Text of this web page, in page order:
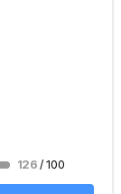
126 / 100